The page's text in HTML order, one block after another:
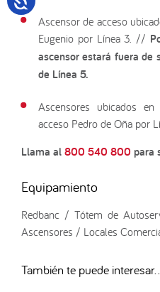
Ascensor de acceso
Eugenio por Línea 3. //
ascensor estará fuera de
de Línea 5.
Ascensores ubicados
acceso Pedro de Oña por
Llama al800 540 800 para
Equipamiento
Redbanc / Tótem de
Ascensores / Locales
También te puede